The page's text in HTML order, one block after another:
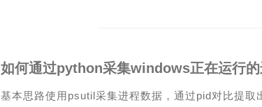
如何通过python采集windows正在运行的
基本思路使用psutil采集进程数据，通过pid对比提